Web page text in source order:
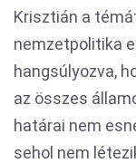
Krisztián a
nemzetpolitika
hangsúlyozva,
az összes
határai nem
sehol nem